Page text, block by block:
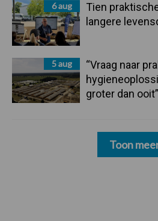
6 aug
Tien
langere
5 aug
“Vraag naar
groter dan ooit”
Toon